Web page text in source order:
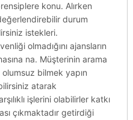
konu. Alırken
durum
istekleri.
olmadığını ajansların
na. Müşterinin arama
olumsuz bilmek yapın
atarak
işlerini olabilirler katkı
çıkmaktadır getirdiği